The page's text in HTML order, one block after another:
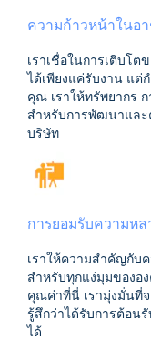
ความก้าวหน้าในอ
เราเชื่อในการเติบโ
ได้เพียงแค่รับงาน แต่
คุณ เราให้ทรัพยากร
สำหรับการพัฒนาแล
บริษัท
การยอมรับความห
เราให้ความสำคัญกับ
สำหรับทุกแง่มุมของอ
คุณค่าที่นี่ เรามุ่งมั่นที่
รู้สึกว่าได้รับการต้อน
ได้